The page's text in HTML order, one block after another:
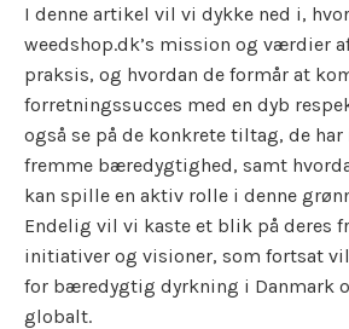
I denne artikel vil vi dykke ned i,
weedshop.dk’s mission og værdier
praksis, og hvordan de formår at
forretningssucces med en dyb
også se på de konkrete tiltag, de
fremme bæredygtighed, samt
kan spille en aktiv rolle i denne
Endelig vil vi kaste et blik på deres
initiativer og visioner, som fortsat
for bæredygtig dyrkning i Danmark
globalt.